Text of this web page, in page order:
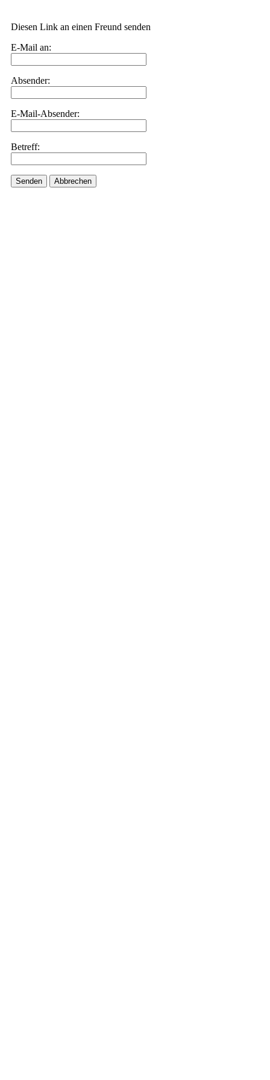
Diesen Link an einen Freund senden
E-Mail an:
Absender:
E-Mail-Absender:
Betreff:
Senden Abbrechen